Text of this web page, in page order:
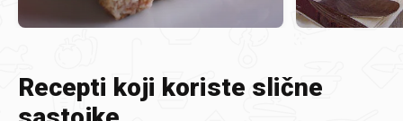
Recepti koji koriste slične